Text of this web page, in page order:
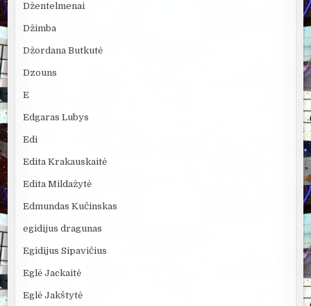
Džentelmenai
Džimba
Džordana Butkutė
Dzouns
E
Edgaras Lubys
Edi
Edita Krakauskaitė
Edita Mildažytė
Edmundas Kučinskas
egidijus dragunas
Egidijus Sipavičius
Eglė Jackaitė
Eglė Jakštytė